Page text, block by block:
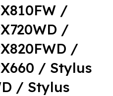
/
/
/
/ Stylus
/ Stylus